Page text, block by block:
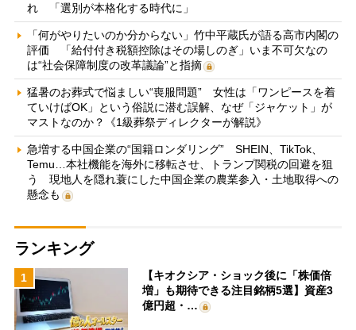
れ 「選別が本格化する時代に」
「何がやりたいのか分からない」竹中平蔵氏が語る高市内閣の
評価 「給付付き税額控除はその場しのぎ」いま不可欠なの
は“社会保障制度の改革議論”と指摘
猛暑のお葬式で悩ましい“喪服問題” 女性は「ワンピースを着
ていけばOK」という俗説に潜む誤解、なぜ「ジャケット」が
マストなのか？《1級葬祭ディレクターが解説》
急増する中国企業の“国籍ロンダリング” SHEIN、TikTok、
Temu…本社機能を海外に移転させ、トランプ関税の回避を狙
う 現地人を隠れ蓑にした中国企業の農業参入・土地取得への
懸念も
ランキング
1
【キオクシア・ショック後に「株価倍
増」も期待できる注目銘柄5選】資産3
億円超・…